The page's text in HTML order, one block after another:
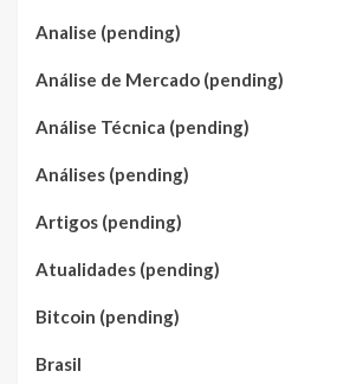
Analise (pending)
Análise de Mercado (pending)
Análise Técnica (pending)
Análises (pending)
Artigos (pending)
Atualidades (pending)
Bitcoin (pending)
Brasil